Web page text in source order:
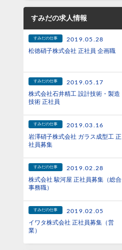
すみだの求人情報
すみだの仕事
2019.05.28
松徳硝子株式会社 正社員 企画職
すみだの仕事
2019.05.17
株式会社石井精工 設計技術・製造
技術 正社員
すみだの仕事
2019.03.16
岩澤硝子株式会社 ガラス成型工 正
社員募集
すみだの仕事
2019.02.28
株式会社 駿河屋 正社員募集（総合
事務職）
すみだの仕事
2019.02.05
イワタ株式会社 正社員募集（営
業）